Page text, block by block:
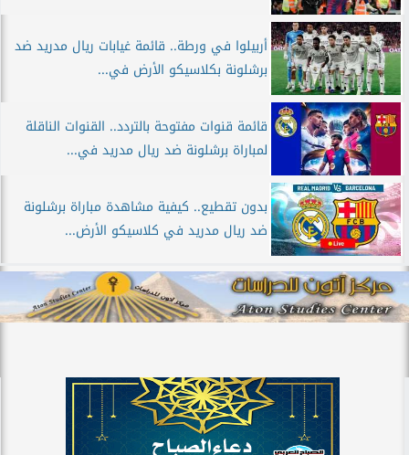
أربيلوا في ورطة.. قائمة غيابات ريال مدريد ضد
برشلونة بكلاسيكو الأرض في...
قائمة قنوات مفتوحة بالتردد.. القنوات الناقلة
لمباراة برشلونة ضد ريال مدريد في...
بدون تقطيع.. كيفية مشاهدة مباراة برشلونة
ضد ريال مدريد في كلاسيكو الأرض...